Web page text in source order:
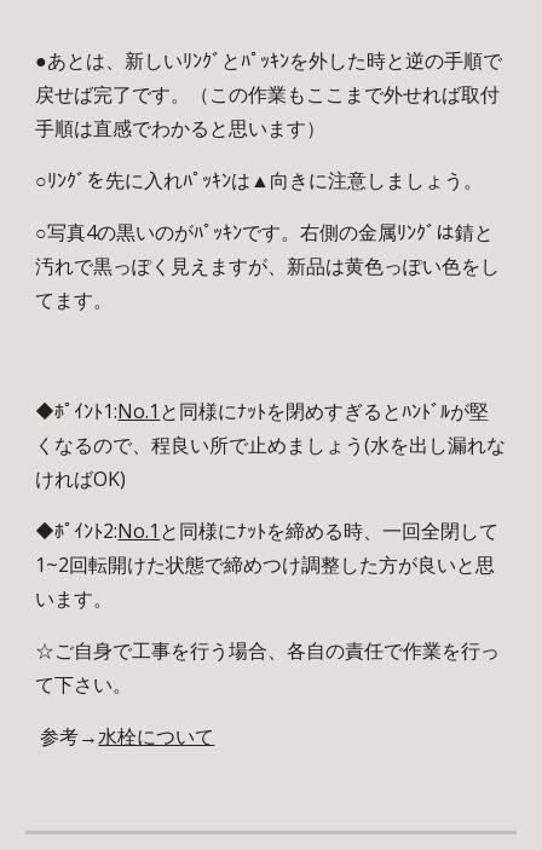
●あとは、新しいﾘﾝｸﾞとﾊﾟｯｷﾝを外した時と逆の手順で
戻せば完了です。（この作業もここまで外せれば取付
手順は直感でわかると思います）
○ﾘﾝｸﾞを先に入れﾊﾟｯｷﾝは▲向きに注意しましょう。
○写真4の黒いのがﾊﾟｯｷﾝです。右側の金属ﾘﾝｸﾞは錆と
汚れで黒っぽく見えますが、新品は黄色っぽい色をし
てます。
◆ﾎﾟｲﾝﾄ1:No.1 と同様にﾅｯﾄを閉めすぎるとﾊﾝﾄﾞﾙが堅
くなるので、程良い所で止めましょう(水を出し漏れな
ければOK)
◆ﾎﾟｲﾝﾄ2:No.1 と同様にﾅｯﾄを締める時、一回全閉して
1~2回転開けた状態で締めつけ調整した方が良いと思
います。
☆ご自身で工事を行う場合、各自の責任で作業を行っ
て下さい。
参考→水栓について